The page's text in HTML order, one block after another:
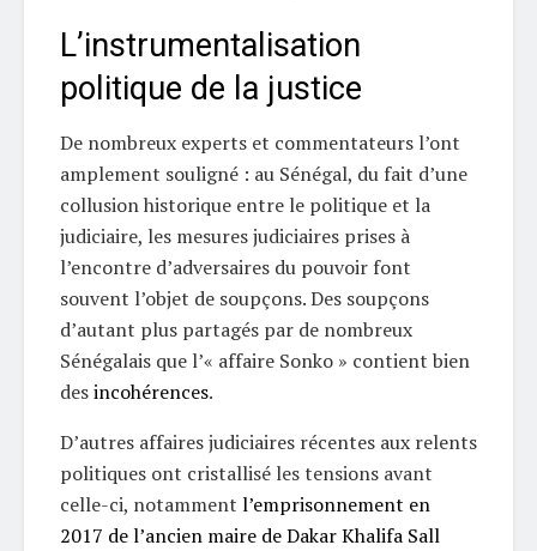
L’instrumentalisation
politique de la justice
De nombreux experts et commentateurs l’ont
amplement souligné : au Sénégal, du fait d’une
collusion historique entre le politique et la
judiciaire, les mesures judiciaires prises à
l’encontre d’adversaires du pouvoir font
souvent l’objet de soupçons. Des soupçons
d’autant plus partagés par de nombreux
Sénégalais que l’« affaire Sonko » contient bien
desincohérences.
D’autres affaires judiciaires récentes aux relents
politiques ont cristallisé les tensions avant
celle-ci, notamment l’emprisonnement en
2017 de l’ancien maire de Dakar Khalifa Sall